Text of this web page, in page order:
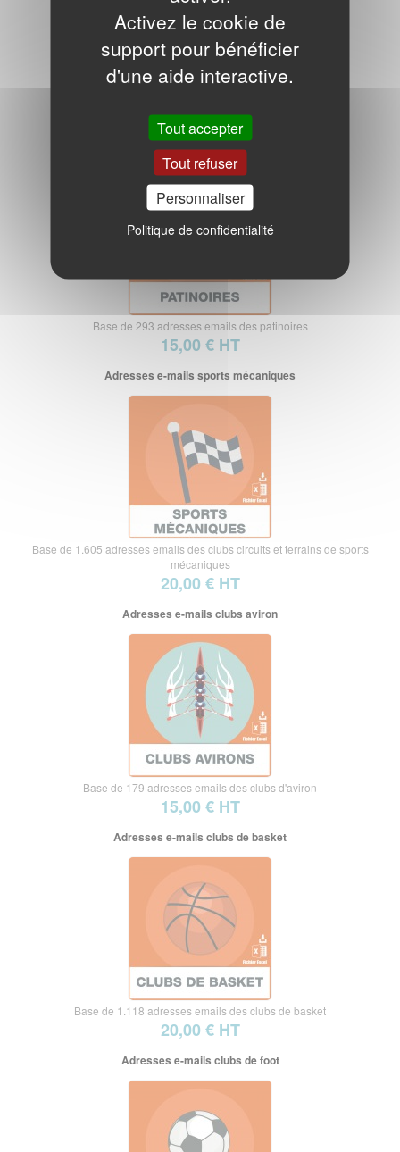
20,00 € HT
Base adresses e-mails patinoires
Base de 293 adresses emails des patinoires
15,00 € HT
Adresses e-mails sports mécaniques
Base de 1.605 adresses emails des clubs circuits et terrains de sports
mécaniques
20,00 € HT
Adresses e-mails clubs aviron
Base de 179 adresses emails des clubs d'aviron
15,00 € HT
Adresses e-mails clubs de basket
Base de 1.118 adresses emails des clubs de basket
20,00 € HT
Adresses e-mails clubs de foot
Activez le cookie de
support pour bénéficier
d'une aide interactive.
Tout accepter
Tout refuser
Personnaliser
Politique de confidentialité